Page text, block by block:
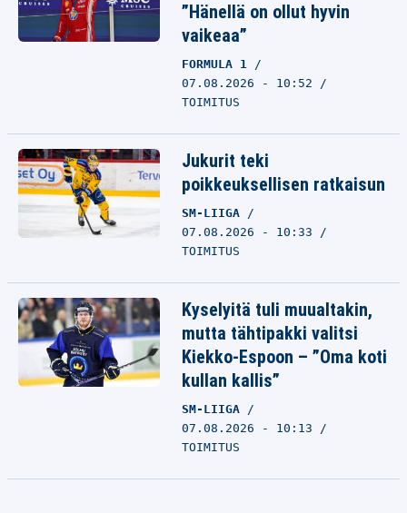
”Hänellä on ollut hyvin
vaikeaa”
FORMULA 1
07.08.2026 - 10:52
TOIMITUS
Jukurit teki
poikkeuksellisen ratkaisun
SM-LIIGA
07.08.2026 - 10:33
TOIMITUS
Kyselyitä tuli muualtakin,
mutta tähtipakki valitsi
Kiekko-Espoon – ”Oma koti
kullan kallis”
SM-LIIGA
07.08.2026 - 10:13
TOIMITUS